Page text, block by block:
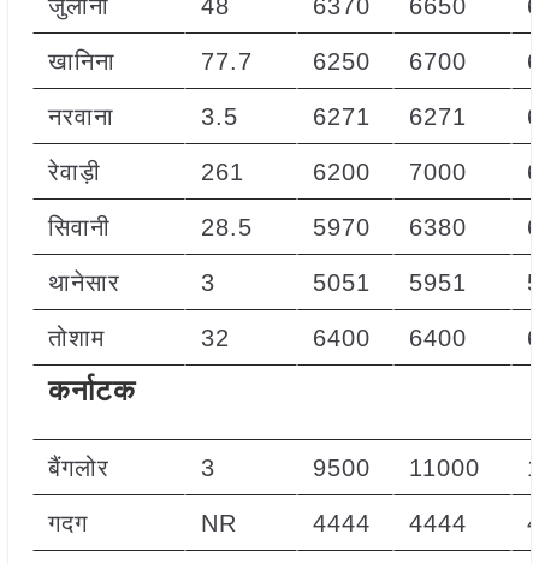
जुलाना 48 6370 6650
खानिना 77.7 6250 6700
नरवाना 3.5 6271 6271
रेवाड़ी 261 6200 7000
सिवानी 28.5 5970 6380
थानेसार 3 5051 5951
तोशाम 32 6400 6400
कर्नाटक
बैंगलोर 3 9500 11000
गदग NR 4444 4444